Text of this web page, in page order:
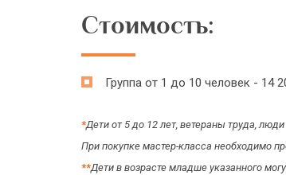
Стоимость:
Группа от 1 до 10 человек - 14
*Дети от 5 до 12 лет, ветераны труда,
При покупке мастер-класса необходимо
**Дети в возрасте младше указанного